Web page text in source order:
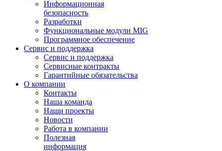
Информационная
безопасность
Разработки
Функциональные модули MIG
Программное обеспечение
Сервис и поддержка
Сервис и поддержка
Сервисные контракты
Гарантийные обязательства
О компании
Контакты
Наша команда
Наши проекты
Новости
Работа в компании
Полезная
информация